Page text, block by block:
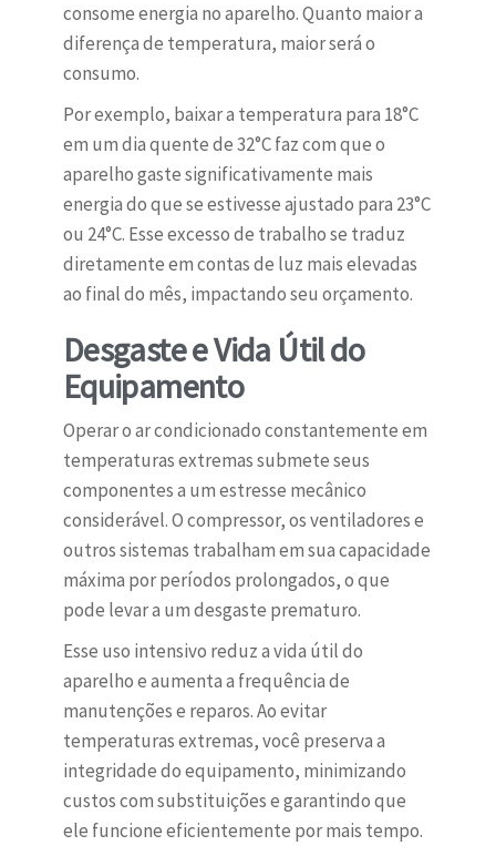
consome energia no aparelho. Quanto maior a
diferença de temperatura, maior será o
consumo.
Por exemplo, baixar a temperatura para 18°C
em um dia quente de 32°C faz com que o
aparelho gaste significativamente mais
energia do que se estivesse ajustado para 23°C
ou 24°C. Esse excesso de trabalho se traduz
diretamente em contas de luz mais elevadas
ao final do mês, impactando seu orçamento.
Desgaste e Vida Útil do
Equipamento
Operar o ar condicionado constantemente em
temperaturas extremas submete seus
componentes a um estresse mecânico
considerável. O compressor, os ventiladores e
outros sistemas trabalham em sua capacidade
máxima por períodos prolongados, o que
pode levar a um desgaste prematuro.
Esse uso intensivo reduz a vida útil do
aparelho e aumenta a frequência de
manutenções e reparos. Ao evitar
temperaturas extremas, você preserva a
integridade do equipamento, minimizando
custos com substituições e garantindo que
ele funcione eficientemente por mais tempo.